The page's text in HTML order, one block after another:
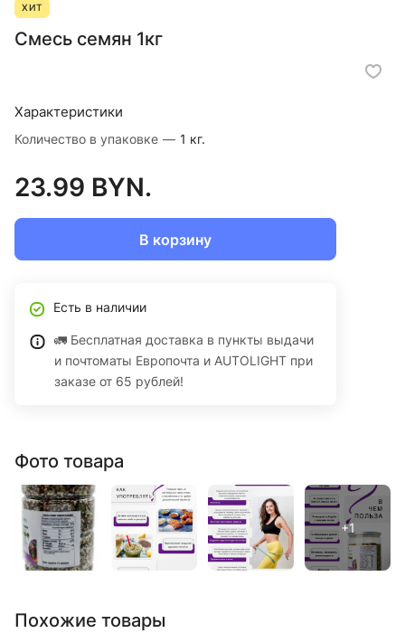
ХИТ
Смесь семян 1кг
Характеристики
Количество в упаковке — 1 кг.
23.99 BYN.
В корзину
Есть в наличии
🚛 Бесплатная доставка в пункты выдачи
и почтоматы Европочта и AUTOLIGHT при
заказе от 65 рублей!
Фото товара
Похожие товары